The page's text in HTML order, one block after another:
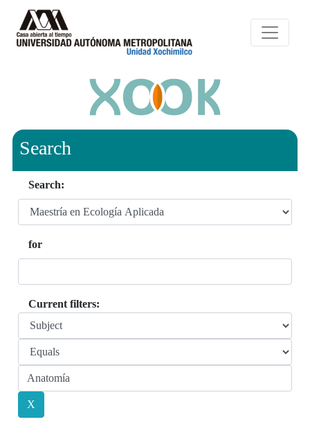
Search
Search:
for
Current filters: